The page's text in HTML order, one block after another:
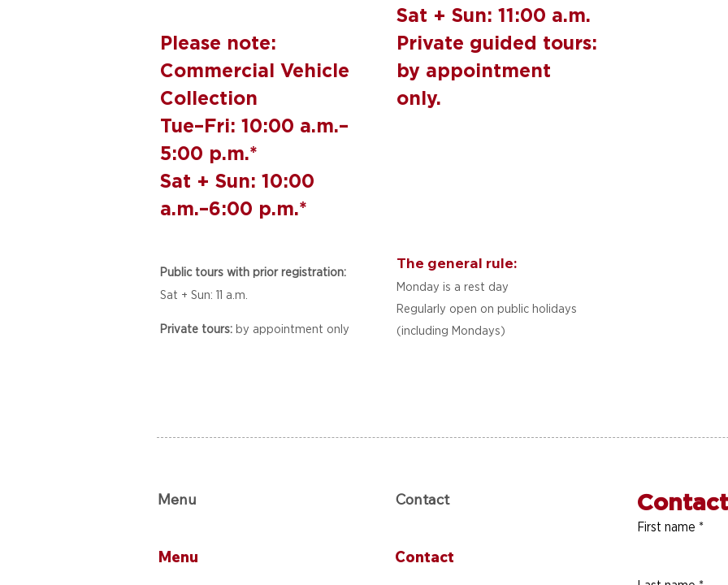
Please note:
Commercial Vehicle
Collection
Tue–Fri: 10:00 a.m.–
5:00 p.m.*
Sat + Sun: 10:00
a.m.–6:00 p.m.*
Sat + Sun: 11:00 a.m.
Private guided tours:
by appointment
only.
Public tours with prior registration:
Sat + Sun: 11 a.m.
Private tours: by appointment only
The general rule:
Monday is a rest day
Regularly open on public holidays
(including Mondays)
Menu
Menu
Contact
Contact
First name *